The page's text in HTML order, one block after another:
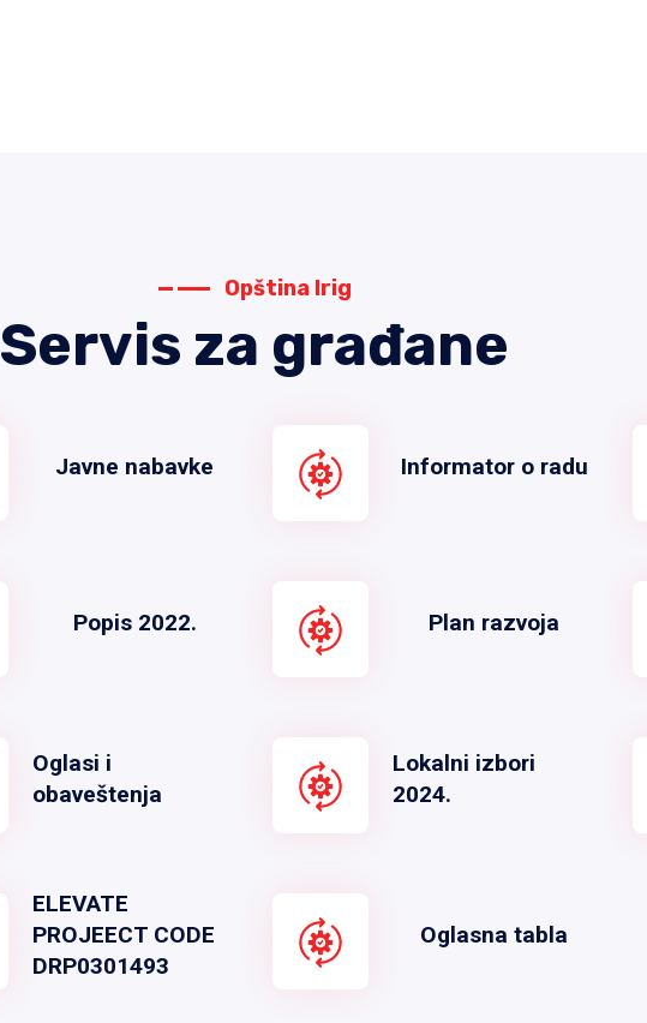
Opština Irig
Servis za građane
Javne nabavke Informator o radu
Popis 2022. Plan razvoja
Oglasi i
obaveštenja
Lokalni izbori
2024.
ELEVATE
PROJEECT CODE
DRP0301493
Oglasna tabla